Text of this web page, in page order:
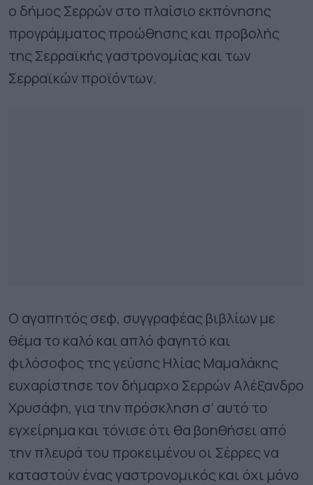
ο δήμος Σερρών στο πλαίσιο εκπόνησης
προγράμματος προώθησης και προβολής
της Σερραϊκής γαστρονομίας και των
Σερραϊκών προϊόντων.
Ο αγαπητός σεφ, συγγραφέας βιβλίων με
θέμα το καλό και απλό φαγητό και
φιλόσοφος της γεύσης Ηλίας Μαμαλάκης
ευχαρίστησε τον δήμαρχο Σερρών Αλέξανδρο
Χρυσάφη, για την πρόσκληση σ’ αυτό το
εγχείρημα και τόνισε ότι θα βοηθήσει από
την πλευρά του προκειμένου οι Σέρρες να
καταστούν ένας γαστρονομικός και όχι μόνο